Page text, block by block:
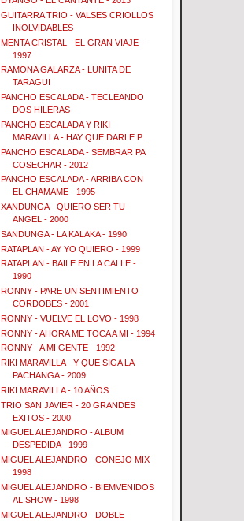
GUITARRA TRIO - VALSES CRIOLLOS
INOLVIDABLES
MENTA CRISTAL - EL GRAN VIAJE -
1997
RAMONA GALARZA - LUNITA DE
TARAGUI
PANCHO ESCALADA - TECLEANDO
DOS HILERAS
PANCHO ESCALADA Y RIKI
MARAVILLA - HAY QUE DARLE P...
PANCHO ESCALADA - SEMBRAR PA
COSECHAR - 2012
PANCHO ESCALADA - ARRIBA CON
EL CHAMAME - 1995
XANDUNGA - QUIERO SER TU
ANGEL - 2000
SANDUNGA - LA KALAKA - 1990
RATAPLAN - AY YO QUIERO - 1999
RATAPLAN - BAILE EN LA CALLE -
1990
RONNY - PARE UN SENTIMIENTO
CORDOBES - 2001
RONNY - VUELVE EL LOVO - 1998
RONNY - AHORA ME TOCA A MI - 1994
RONNY - A MI GENTE - 1992
RIKI MARAVILLA - Y QUE SIGA LA
PACHANGA - 2009
RIKI MARAVILLA - 10 AÑOS
TRIO SAN JAVIER - 20 GRANDES
EXITOS - 2000
MIGUEL ALEJANDRO - ALBUM
DESPEDIDA - 1999
MIGUEL ALEJANDRO - CONEJO MIX -
1998
MIGUEL ALEJANDRO - BIEMVENIDOS
AL SHOW - 1998
MIGUEL ALEJANDRO - DOBLE